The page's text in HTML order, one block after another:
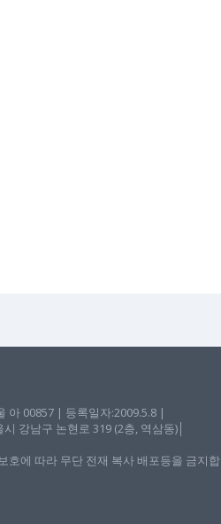
아 00857 | 등록일자:2009.5.8 |
강남구 논현로 319 (2층, 역삼동)│
호에 따라 무단 전재 복사 배포등을 금지합